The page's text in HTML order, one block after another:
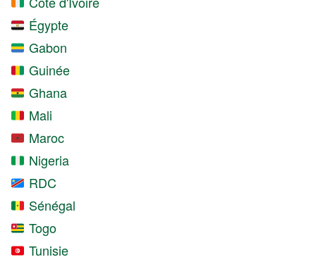
Égypte
Gabon
Guinée
Ghana
Mali
Maroc
Nigeria
RDC
Sénégal
Togo
Tunisie